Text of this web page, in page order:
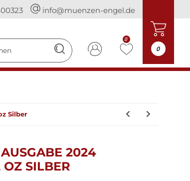
info@muenzen-engel.de
0
0
Silber
2024
SILBER